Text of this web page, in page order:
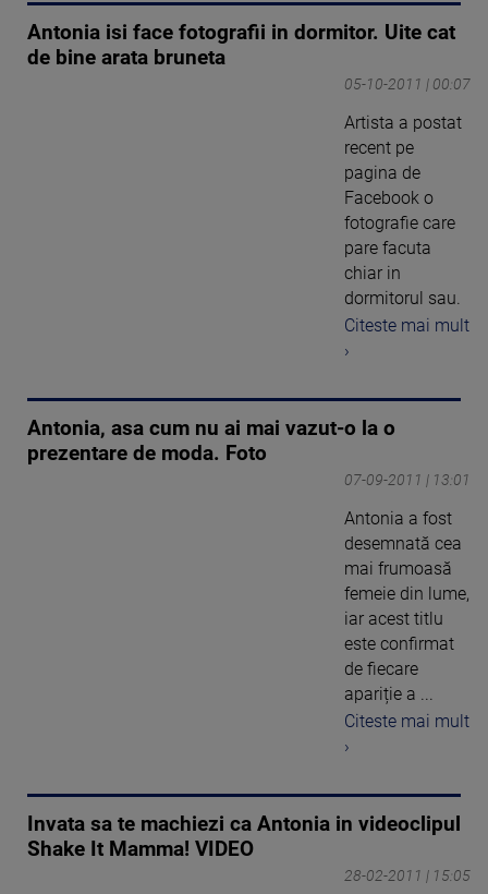
Antonia isi face fotografii in dormitor. Uite cat
de bine arata bruneta
05-10-2011 | 00:07
Artista a postat
recent pe
pagina de
Facebook o
fotografie care
pare facuta
chiar in
dormitorul sau.
Citeste mai mult
›
Antonia, asa cum nu ai mai vazut-o la o
prezentare de moda. Foto
07-09-2011 | 13:01
Antonia a fost
desemnată cea
mai frumoasă
femeie din lume,
iar acest titlu
este confirmat
de fiecare
apariție a ...
Citeste mai mult
›
Invata sa te machiezi ca Antonia in videoclipul
Shake It Mamma! VIDEO
28-02-2011 | 15:05